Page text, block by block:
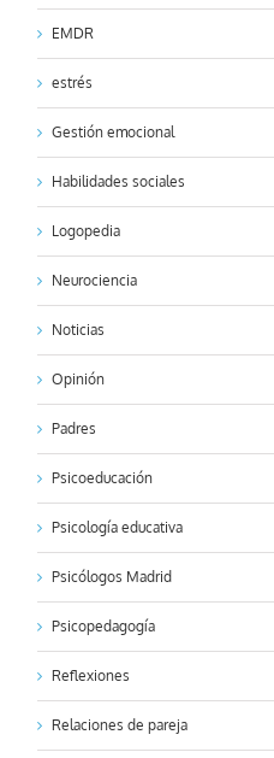
EMDR
estrés
Gestión emocional
Habilidades sociales
Logopedia
Neurociencia
Noticias
Opinión
Padres
Psicoeducación
Psicología educativa
Psicólogos Madrid
Psicopedagogía
Reflexiones
Relaciones de pareja